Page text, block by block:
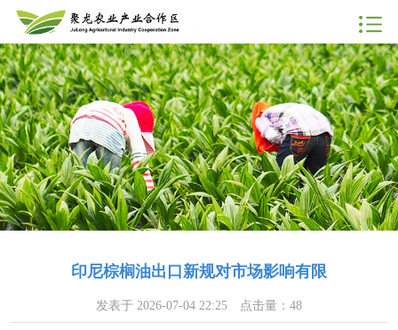
印尼棕榈油出口新规对市场影响有限
发表于 2026-07-04 22:25 点击量： 48